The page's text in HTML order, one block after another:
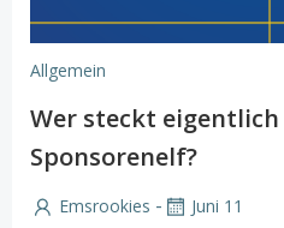
Allgemein
Wer steckt
Sponsorenelf?
Emsrookies - Juni 11